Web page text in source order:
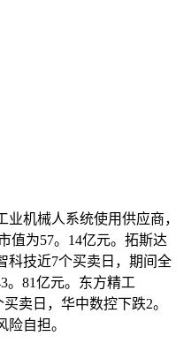
机械人系统使用供应商，
值为57。14亿元。拓斯达
科技近7个买卖日，期间全
。81亿元。东方精工
卖日，华中数控下跌2。
自担。